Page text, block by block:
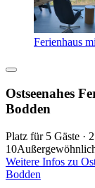
Ferienhaus
Ostseenahes
Bodden
Platz für 5 Gäste ·
10
Weitere Infos zu
Bodden